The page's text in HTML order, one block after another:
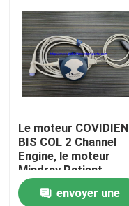
Produits
Le moteur COVIDIEN
BIS COL 2 Channel
Engine, le moteur
Mindray Patient
Monitor BIS, le
convertisseur BIS, le
envoyer une